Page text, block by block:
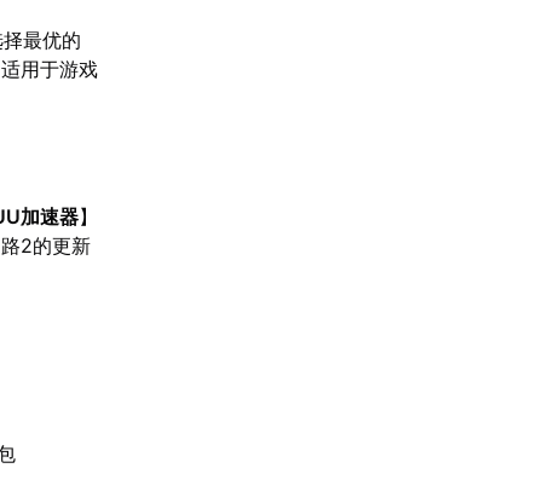
最优的
用于游戏
加速器】
2的更新